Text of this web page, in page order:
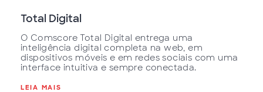
Total Digital
O Comscore Total Digital entrega uma
inteligência digital completa na web, em
dispositivos móveis e em redes sociais com uma
interface intuitiva e sempre conectada.
LEIA MAIS